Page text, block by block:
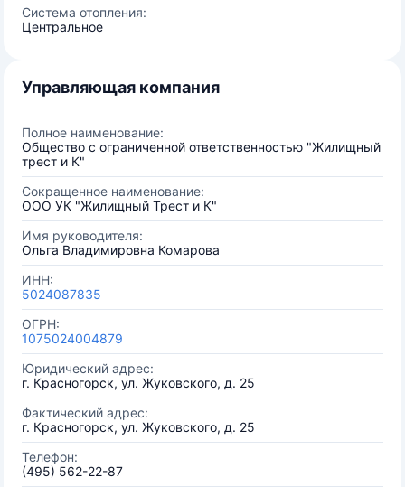
Система отопления:
Центральное
Управляющая компания
Полное наименование:
Общество с ограниченной ответственностью "Жилищный
трест и К"
Сокращенное наименование:
ООО УК "Жилищный Трест и К"
Имя руководителя:
Ольга Владимировна Комарова
ИНН:
5024087835
ОГРН:
1075024004879
Юридический адрес:
г. Красногорск, ул. Жуковского, д. 25
Фактический адрес:
г. Красногорск, ул. Жуковского, д. 25
Телефон:
(495) 562-22-87